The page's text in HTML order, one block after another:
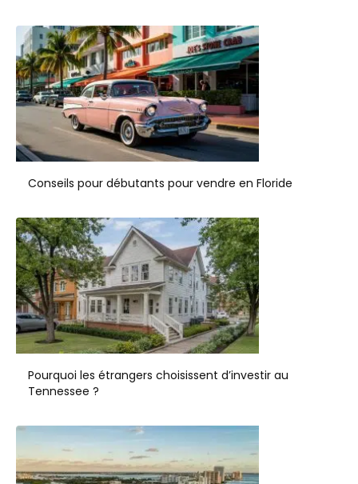
Conseils pour débutants pour vendre en Floride
Pourquoi les étrangers choisissent d’investir au
Tennessee ?